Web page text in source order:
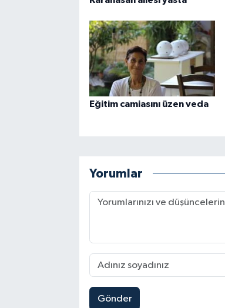
Eğitim camiasını üzen veda
Yorumlar
Gönder